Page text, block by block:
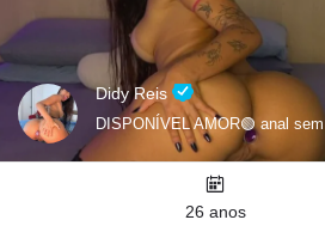
Didy Reis
DISPONÍVEL AMOR🟢 anal
26 anos